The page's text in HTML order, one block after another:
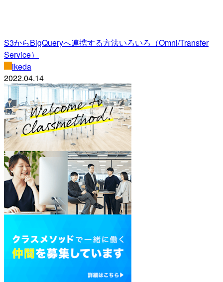
S3からBigQueryへ連携する方法いろいろ（Omni/Transfer
Service）
ikeda
2022.04.14